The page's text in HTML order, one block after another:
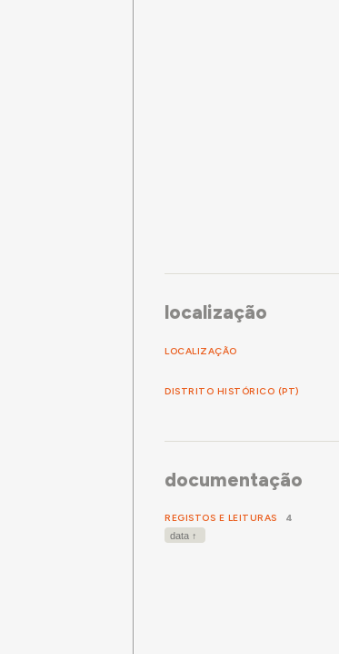
localização
LOCALIZAÇÃO
DISTRITO HISTÓRICO (PT)
documentação
REGISTOS E LEITURAS 4